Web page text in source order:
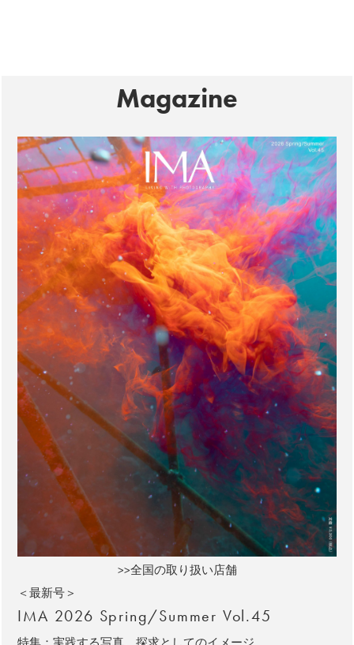
Magazine
>>全国の取り扱い店舗
＜最新号＞
IMA 2026 Spring/Summer Vol.45